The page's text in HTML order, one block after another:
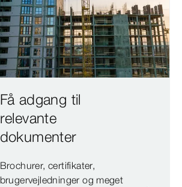
Få adgang til
relevante
dokumenter
Brochurer, certifikater,
brugervejledninger og meget